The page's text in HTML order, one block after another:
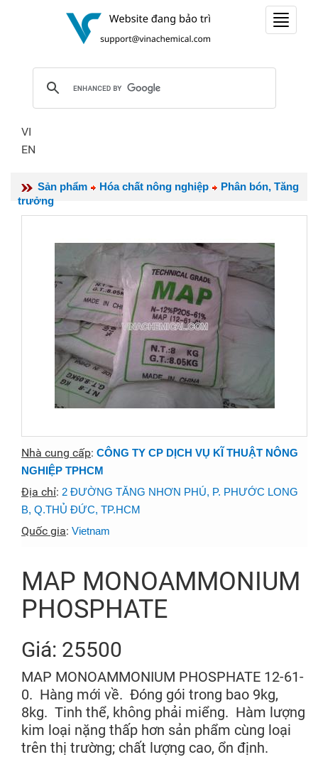
Toggle
VI
EN
Sản phẩm Hóa chất nông nghiệp
Phân bón, Tăng
trưởng
Nhà cung cấp: CÔNG TY CP DỊCH VỤ KĨ THUẬT NÔNG
NGHIỆP TPHCM
Địa chỉ: 2 ĐƯỜNG TĂNG NHƠN PHÚ, P. PHƯỚC LONG
B, Q.THỦ ĐỨC, TP.HCM
Quốc gia: Vietnam
MAP MONOAMMONIUM
PHOSPHATE
Giá: 25500
MAP MONOAMMONIUM PHOSPHATE 12-61-
0. Hàng mới về. Đóng gói trong bao 9kg,
8kg. Tinh thể, không phải miểng. Hàm lượng
kim loại nặng thấp hơn sản phẩm cùng loại
trên thị trường; chất lượng cao, ổn định.